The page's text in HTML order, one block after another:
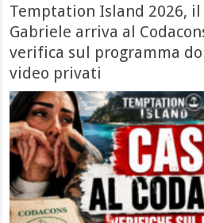
Temptation Island 2026, il
Gabriele arriva al
verifica sul programma
video privati